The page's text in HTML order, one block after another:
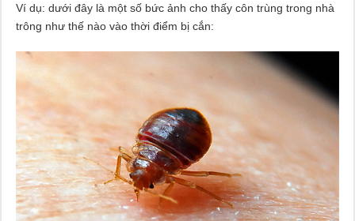
Ví dụ: dưới đây là một số bức ảnh cho thấy côn trùng trong nhà
trông như thế nào vào thời điểm bị cắn: